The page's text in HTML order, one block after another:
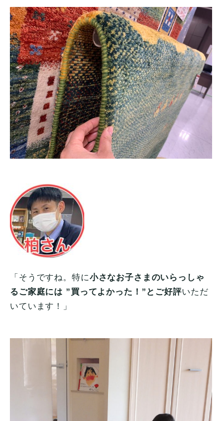
「そうですね。特に小さなお子さまのいらっしゃ
るご家庭には ”買ってよかった！”とご好評いただ
いています！」